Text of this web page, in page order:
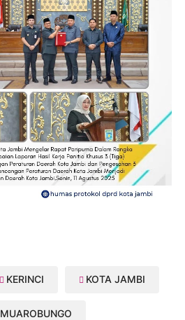
KERINCI KOTA JAMBI
MUAROBUNGO